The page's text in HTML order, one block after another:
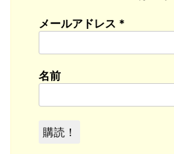
メールアドレス *
名前